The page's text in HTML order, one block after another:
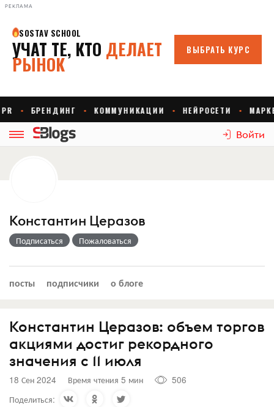
РЕКЛАМА
Войти
Константин Церазов
Подписаться Пожаловаться
посты подписчики о блоге
Константин Церазов: объем торгов
акциями достиг рекордного
значения с 11 июля
18 Сен 2024 Время чтения 5 мин
506
Поделиться: